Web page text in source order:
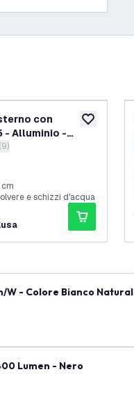
aggiungi
con
- Alluminio -
con Spina 1
delle recensioni
e schizzi d'acqua
W - Colore Bianco
Lumen - Nero